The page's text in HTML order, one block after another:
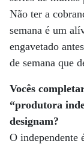
Não ter a
semana é um
engavetado
de semana que
Vocês
“produtora
designam?
O independente